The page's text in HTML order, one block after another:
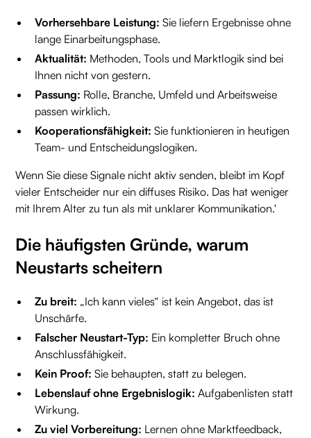
Vorhersehbare Leistung: Sie liefern Ergebnisse ohne
lange Einarbeitungsphase.
Aktualität: Methoden, Tools und Marktlogik sind bei
Ihnen nicht von gestern.
Passung: Rolle, Branche, Umfeld und Arbeitsweise
passen wirklich.
Kooperationsfähigkeit: Sie funktionieren in heutigen
Team- und Entscheidungslogiken.
Wenn Sie diese Signale nicht aktiv senden, bleibt im Kopf
vieler Entscheider nur ein diffuses Risiko. Das hat weniger
mit Ihrem Alter zu tun als mit unklarer Kommunikation.'
Die häufigsten Gründe, warum
Neustarts scheitern
Zu breit: „Ich kann vieles“ ist kein Angebot, das ist
Unschärfe.
Falscher Neustart-Typ: Ein kompletter Bruch ohne
Anschlussfähigkeit.
Kein Proof: Sie behaupten, statt zu belegen.
Lebenslauf ohne Ergebnislogik: Aufgabenlisten statt
Wirkung.
Zu viel Vorbereitung: Lernen ohne Marktfeedback,